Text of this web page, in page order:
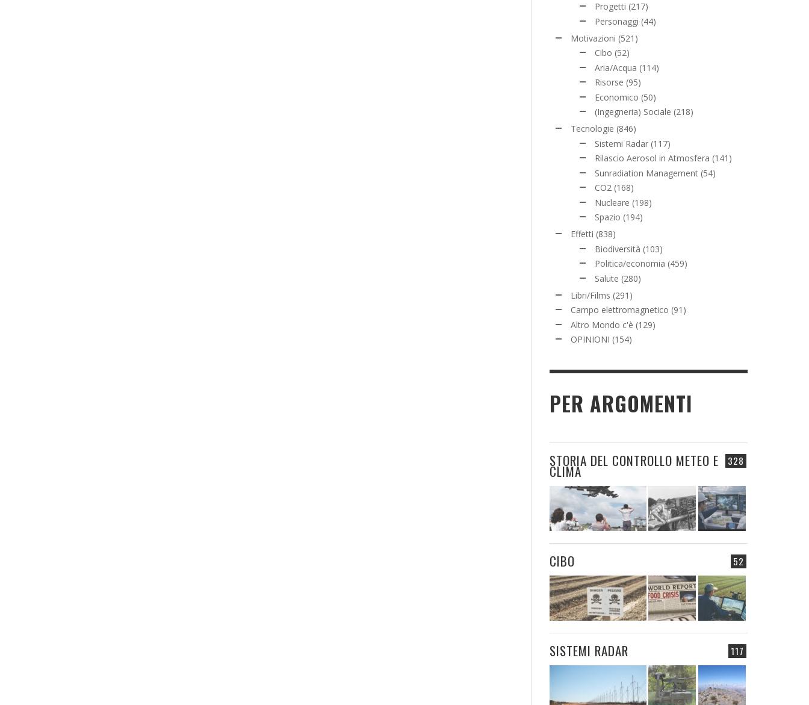
Progetti (217)
Personaggi (44)
Motivazioni (521)
Cibo (52)
Aria/Acqua (114)
Risorse (95)
Economico (50)
(Ingegneria) Sociale (218)
Tecnologie (846)
Sistemi Radar (117)
Rilascio Aerosol in Atmosfera (141)
Sunradiation Management (54)
CO2 (168)
Nucleare (198)
Spazio (194)
Effetti (838)
Biodiversità (103)
Politica/economia (459)
Salute (280)
Libri/Films (291)
Campo elettromagnetico (91)
Altro Mondo c'è (129)
OPINIONI (154)
PER ARGOMENTI
328
STORIA DEL CONTROLLO METEO E
CLIMA
52
CIBO
117
SISTEMI RADAR